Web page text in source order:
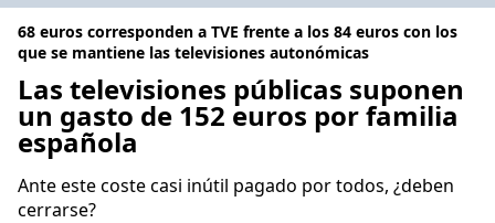
68 euros corresponden a TVE frente a los 84 euros con los
que se mantiene las televisiones autonómicas
Las televisiones públicas suponen
un gasto de 152 euros por familia
española
Ante este coste casi inútil pagado por todos, ¿deben
cerrarse?